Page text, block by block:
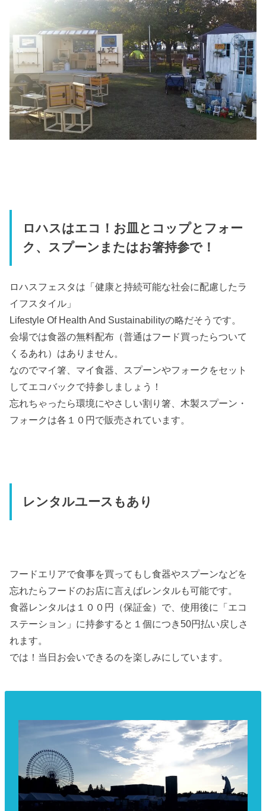
ロハスはエコ！お皿とコップとフォー
ク、スプーンまたはお箸持参で！
ロハスフェスタは「健康と持続可能な社会に配慮したラ
イフスタイル」
Lifestyle Of Health And Sustainabilityの略だそうです。
会場では食器の無料配布（普通はフード買ったらついて
くるあれ）はありません。
なのでマイ箸、マイ食器、スプーンやフォークをセット
してエコバックで持参しましょう！
忘れちゃったら環境にやさしい割り箸、木製スプーン・
フォークは各１０円で販売されています。
レンタルユースもあり
フードエリアで食事を買ってもし食器やスプーンなどを
忘れたらフードのお店に言えばレンタルも可能です。
食器レンタルは１００円（保証金）で、使用後に「エコ
ステーション」に持参すると１個につき50円払い戻しさ
れます。
では！当日お会いできるのを楽しみにしています。